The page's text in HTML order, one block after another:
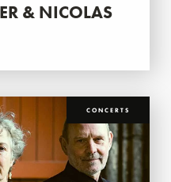
& NICOLAS
CONCERTS